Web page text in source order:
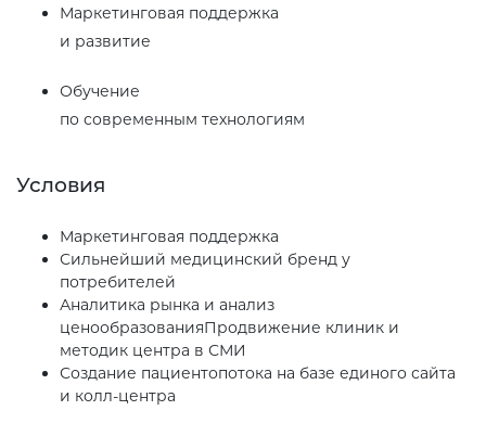
Маркетинговая поддержка
и развитие
Обучение
по современным технологиям
Условия
Маркетинговая поддержка
Сильнейший медицинский бренд у
потребителей
Аналитика рынка и анализ
ценообразованияПродвижение клиник и
методик центра в СМИ
Создание пациентопотока на базе единого сайта
и колл-центра